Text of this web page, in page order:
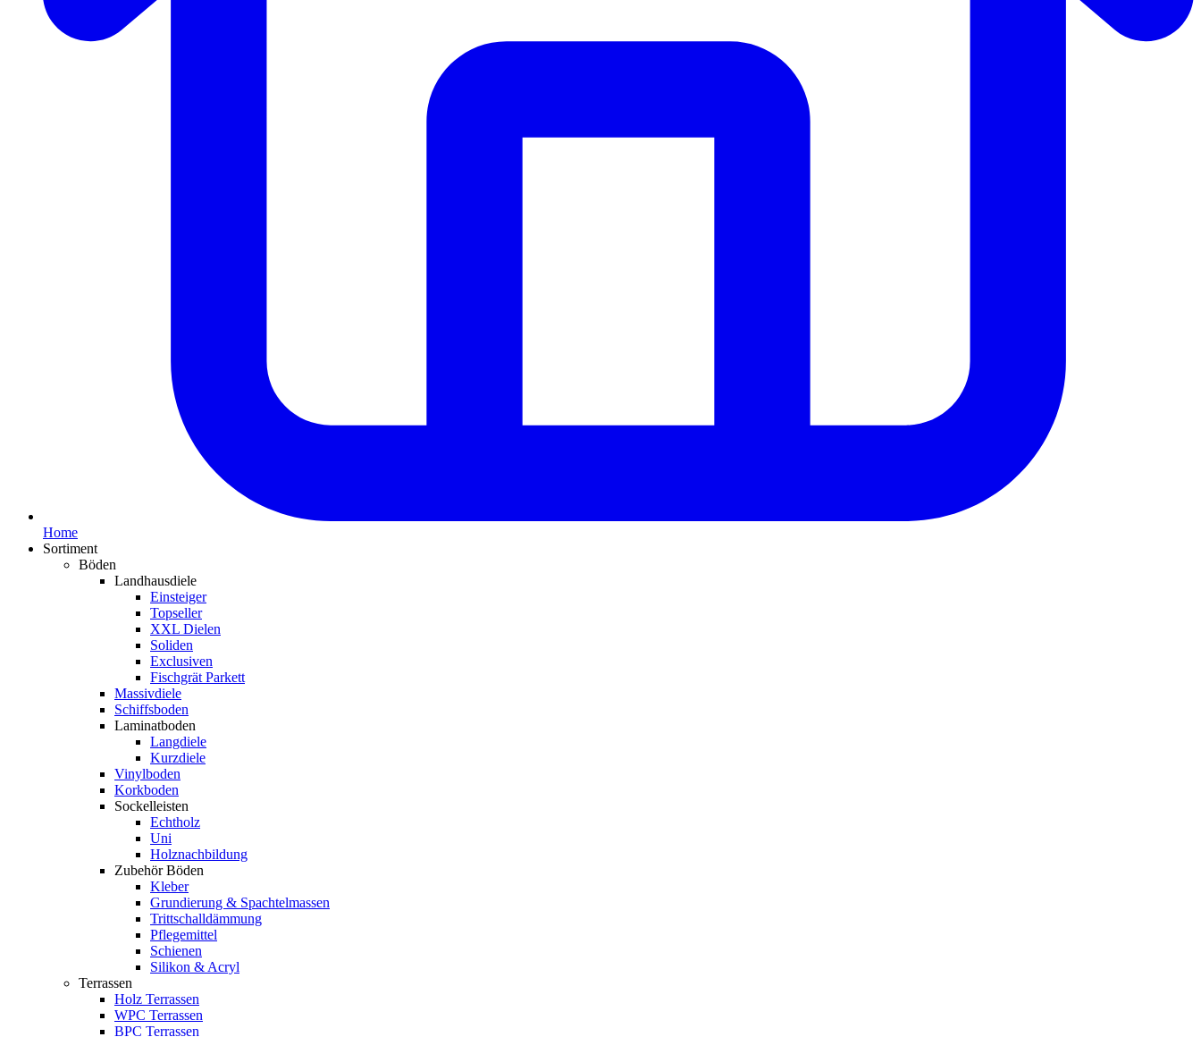
Home
Sortiment
Böden
Landhausdiele
Einsteiger
Topseller
XXL Dielen
Soliden
Exclusiven
Fischgrät Parkett
Massivdiele
Schiffsboden
Laminatboden
Langdiele
Kurzdiele
Vinylboden
Korkboden
Sockelleisten
Echtholz
Uni
Holznachbildung
Zubehör Böden
Kleber
Grundierung & Spachtelmassen
Trittschalldämmung
Pflegemittel
Schienen
Silikon & Acryl
Terrassen
Holz Terrassen
WPC Terrassen
BPC Terrassen